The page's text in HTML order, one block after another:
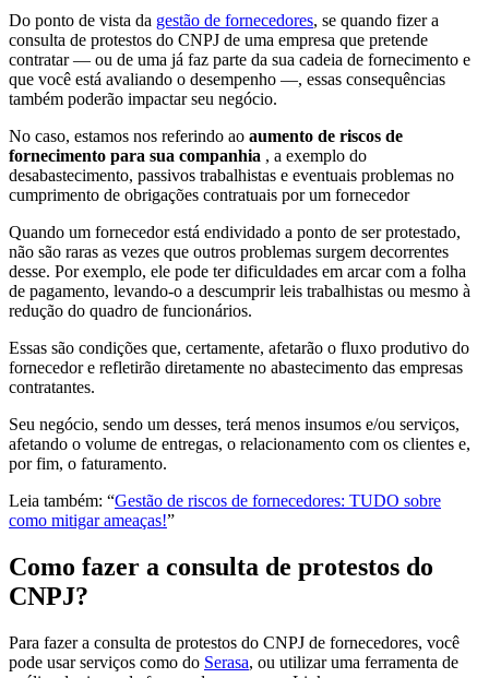
Do ponto de vista da gestão de fornecedores, se quando fizer a
consulta de protestos do CNPJ de uma empresa que pretende
contratar — ou de uma já faz parte da sua cadeia de fornecimento e
que você está avaliando o desempenho —, essas consequências
também poderão impactar seu negócio.
No caso, estamos nos referindo ao aumento de riscos de
fornecimento para sua companhia , a exemplo do
desabastecimento, passivos trabalhistas e eventuais problemas no
cumprimento de obrigações contratuais por um fornecedor
Quando um fornecedor está endividado a ponto de ser protestado,
não são raras as vezes que outros problemas surgem decorrentes
desse. Por exemplo, ele pode ter dificuldades em arcar com a folha
de pagamento, levando-o a descumprir leis trabalhistas ou mesmo à
redução do quadro de funcionários.
Essas são condições que, certamente, afetarão o fluxo produtivo do
fornecedor e refletirão diretamente no abastecimento das empresas
contratantes.
Seu negócio, sendo um desses, terá menos insumos e/ou serviços,
afetando o volume de entregas, o relacionamento com os clientes e,
por fim, o faturamento.
Leia também: “Gestão de riscos de fornecedores: TUDO sobre
como mitigar ameaças!”
Como fazer a consulta de protestos do
CNPJ?
Para fazer a consulta de protestos do CNPJ de fornecedores, você
pode usar serviços como do Serasa, ou utilizar uma ferramenta de